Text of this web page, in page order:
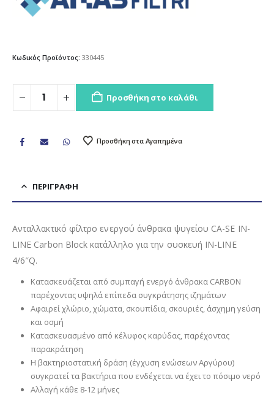
Κωδικός Προϊόντος: 330445
Προσθήκη στο καλάθι
Προσθήκη στα Αγαπημένα
ΠΕΡΙΓΡΑΦΉ
Ανταλλακτικό φίλτρο ενεργού άνθρακα ψυγείου CA-SE IN-
LINE Carbon Block κατάλληλο για την συσκευή IN-LINE
4/6″Q.
Κατασκευάζεται από συμπαγή ενεργό άνθρακα CARBON
παρέχοντας υψηλά επίπεδα συγκράτησης ιζημάτων
Αφαιρεί χλώριο, χώματα, σκουπίδια, σκουριές, άσχημη γεύση
και οσμή
Κατασκευασμένο από κέλυφος καρύδας, παρέχοντας
παρακράτηση
Η βακτηριοστατική δράση (έγχυση ενώσεων Αργύρου)
συγκρατεί τα βακτήρια που ενδέχεται να έχει το πόσιμο νερό
Αλλαγή κάθε 8-12 μήνες